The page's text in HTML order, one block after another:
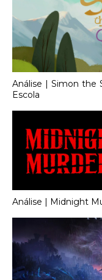
Análise | Simon the
Escola
Análise | Midnight